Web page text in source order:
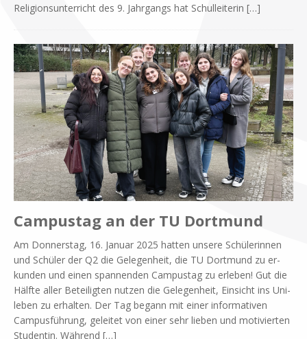
Re­li­gi­ons­un­ter­richt des 9. Jahr­gangs hat Schul­lei­te­rin […]
Campustag an der TU Dortmund
Am Don­ners­tag, 16. Ja­nu­ar 2025 hat­ten un­se­re Schü­le­rin­nen
und Schü­ler der Q2 die Ge­le­gen­heit, die TU Dort­mund zu er­
kun­den und ei­nen span­nen­den Cam­pu­s­tag zu er­le­ben! Gut die
Hälf­te al­ler Be­tei­lig­ten nut­zen die Ge­le­gen­heit, Ein­sicht ins Uni­
le­ben zu er­hal­ten. Der Tag be­gann mit ei­ner in­for­ma­ti­ven
Cam­pus­füh­rung, ge­lei­tet von ei­ner sehr lie­ben und mo­ti­vier­ten
Stu­den­tin. Wäh­rend […]